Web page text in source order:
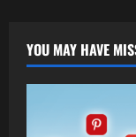
YOU MAY HAVE